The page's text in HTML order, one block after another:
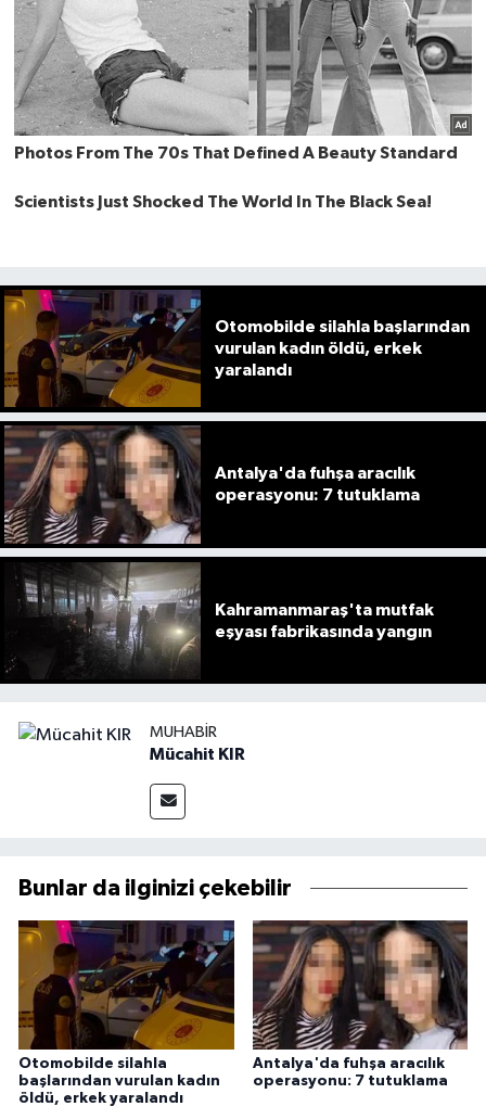
Otomobilde silahla başlarından
vurulan kadın öldü, erkek
yaralandı
Antalya'da fuhşa aracılık
operasyonu: 7 tutuklama
Kahramanmaraş'ta mutfak
eşyası fabrikasında yangın
MUHABIR
Mücahit KIR
Bunlar da ilginizi çekebilir
Otomobilde silahla
başlarından vurulan kadın
öldü, erkek yaralandı
Antalya'da fuhşa aracılık
operasyonu: 7 tutuklama